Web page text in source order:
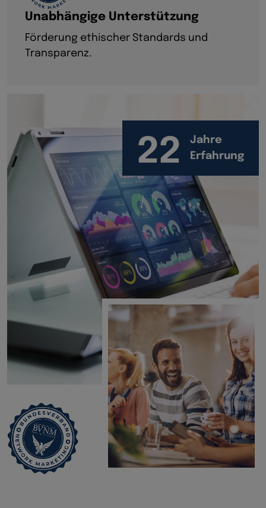
22
Jahre
Erfahrung
Unabhängige Unterstützung
Förderung ethischer Standards und
Transparenz.